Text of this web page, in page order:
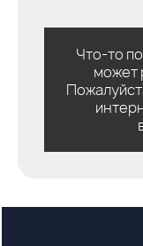
Что-то
может